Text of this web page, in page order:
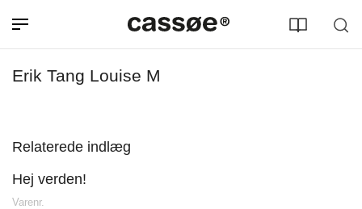
Erik Tang Louise M
Relaterede indlæg
Hej verden!
Varenr.
Søg efter adresse